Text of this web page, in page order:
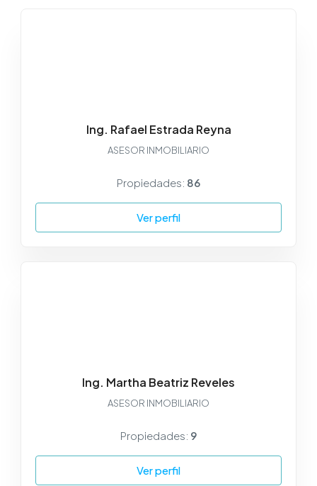
Ing. Rafael Estrada Reyna
ASESOR INMOBILIARIO
Propiedades: 86
Ver perfil
Ing. Martha Beatriz Reveles
ASESOR INMOBILIARIO
Propiedades: 9
Ver perfil